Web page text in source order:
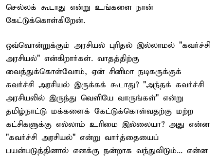
செல்லக் கூடாது என்று உங்களை நான்
கேட்டுக்கொள்கிறேன்.
ஒவ்வொன்றுக்கும் அரசியல் புரிதல் இல்லாமல் "கவர்ச்சி
அரசியல்" என்கிறார்கள். வாதத்திற்கு
வைத்துக்கொள்வோம், ஏன் சினிமா நடிகருக்குக்
கவர்ச்சி அரசியல் இருக்கக் கூடாது? "அந்தக் கவர்ச்சி
அரசியலில் இருந்து வெளியே வாருங்கள்" என்று
தமிழ்நாட்டு மக்களைக் கேட்டுக்கொள்வதற்கு மற்ற
கட்சிகளுக்கு எல்லாம் உரிமை இல்லையா? அது என்ன
"கவர்ச்சி அரசியல்" என்று வார்த்தையைப்
பயன்படுத்தினால் எனக்கு நன்றாக வந்துவிடும்... என்ன